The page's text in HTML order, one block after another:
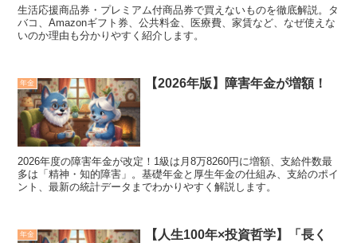
生活応援商品券・プレミアム付商品券で買えないものを徹底解説。タ
バコ、Amazonギフト券、公共料金、医療費、家賃など、なぜ使えな
いのか理由も分かりやすく紹介します。
年金 【2026年版】障害年金が増額！
2026年度の障害年金が改定！1級は月8万8260円に増額、支給件数最
多は「精神・知的障害」。基礎年金と厚生年金の仕組み、支給のポイ
ント、最新の統計データまでわかりやすく解説します。
年金
【人生100年×投資哲学】「長く